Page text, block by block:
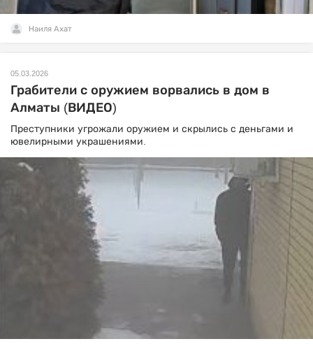
Наиля Ахат
05.03.2026
Грабители с оружием ворвались в дом в
Алматы (ВИДЕО)
Преступники угрожали оружием и скрылись с деньгами и
ювелирными украшениями.